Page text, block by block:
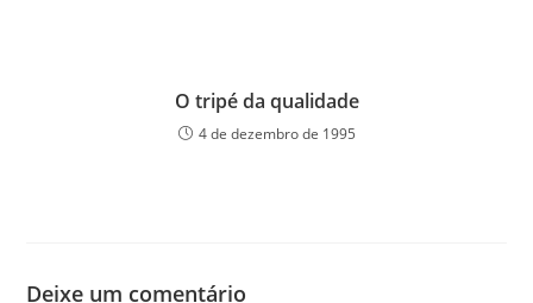
O tripé da qualidade
4 de dezembro de 1995
Deixe um comentário